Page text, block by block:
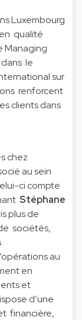
Luxembourg
qualité
Managing
le
sur
renforcent
clients dans
chez
au sein
ci compte
Stéphane
plus de
sociétés,
au
en
et
d’une
financière,